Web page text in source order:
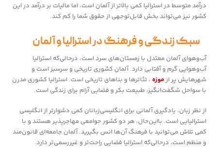
درآمد متوسط در استرالیا کمی بالاتر از آلمان است، اما مالیات بر درآمد در این
کشور نیز می‌تواند بخش قابل‌توجهی از حقوق شما را کم کند.
سبک زندگی و فرهنگ در استرالیا و آلمان
آب‌وهوای آلمان معتدل با زمستان‌های سرد است، درحالی‌که استرالیا
آب‌وهوایی گرم و آفتابی دارد. آلمان کشوری تاریخی و سرسبز است و
شهرهایش پر ازموزه‌ ، تئاترها و بناهای تاریخی است. استرالیا کشوری مدرن
با سواحل شگفت‌انگیز، طبیعت بکر و فضایی آرام برای زندگی است.
از نظر زبان، یادگیری آلمانی برای انگلیسی‌زبانان کمی دشوارتر از انگلیسی
استرالیایی است. بااین‌حال، هر دو کشور جوامعی مهاجرپذیر هستند و با
کمی تلاش می‌توانید با فرهنگ آن‌ها انس بگیرید. آلمان جامعه‌ای قانون‌مند
و منظم است، درحالی‌که استرالیا فضایی راحت‌تر و غیررسمی‌تر دارد.